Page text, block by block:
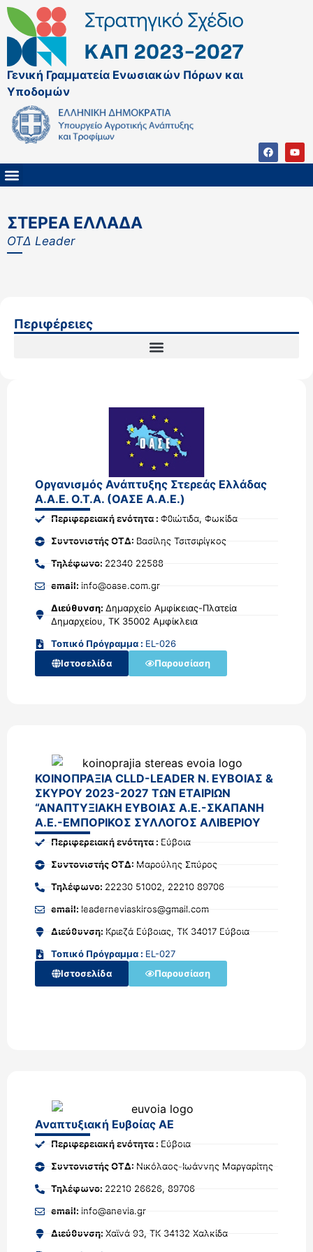
Γενική Γραμματεία Ενωσιακών Πόρων και
Υποδομών
ΣΤΕΡΕΑ ΕΛΛΑΔΑ
ΟΤΔ Leader
Περιφέρειες
Οργανισμός Ανάπτυξης Στερεάς Ελλάδας
Α.Α.Ε. Ο.Τ.Α. (ΟΑΣΕ Α.Α.Ε.)
Περιφερειακή ενότητα : Φθιώτιδα, Φωκίδα
Συντονιστής ΟΤΔ: Βασίλης Τσιτσιρίγκος
Τηλέφωνο: 22340 22588
email: info@oase.com.gr
Διεύθυνση: Δημαρχείο Αμφίκειας-Πλατεία
Δημαρχείου, ΤΚ 35002 Αμφίκλεια
Τοπικό Πρόγραμμα : EL-026
Ιστοσελίδα
Παρουσίαση
ΚΟΙΝΟΠΡΑΞΙΑ CLLD-LEADER Ν. ΕΥΒΟΙΑΣ &
ΣΚΥΡΟΥ 2023-2027 ΤΩΝ ΕΤΑΙΡΙΩΝ
“ΑΝΑΠΤΥΞΙΑΚΗ ΕΥΒΟΙΑΣ Α.Ε.-ΣΚΑΠΑΝΗ
Α.Ε.-ΕΜΠΟΡΙΚΟΣ ΣΥΛΛΟΓΟΣ ΑΛΙΒΕΡΙΟΥ
Περιφερειακή ενότητα : Εύβοια
Συντονιστής ΟΤΔ: Μαρούλης Σπύρος
Τηλέφωνο: 22230 51002, 22210 89706
email: leaderneviaskiros@gmail.com
Διεύθυνση: Κριεζά Εύβοιας, ΤΚ 34017 Εύβοια
Τοπικό Πρόγραμμα : EL-027
Ιστοσελίδα
Παρουσίαση
Αναπτυξιακή Ευβοίας ΑΕ
Περιφερειακή ενότητα : Εύβοια
Συντονιστής ΟΤΔ: Νικόλαος-Ιωάννης Μαργαρίτης
Τηλέφωνο: 22210 26626, 89706
email: info@anevia.gr
Διεύθυνση: Χαϊνά 93, ΤΚ 34132 Χαλκίδα